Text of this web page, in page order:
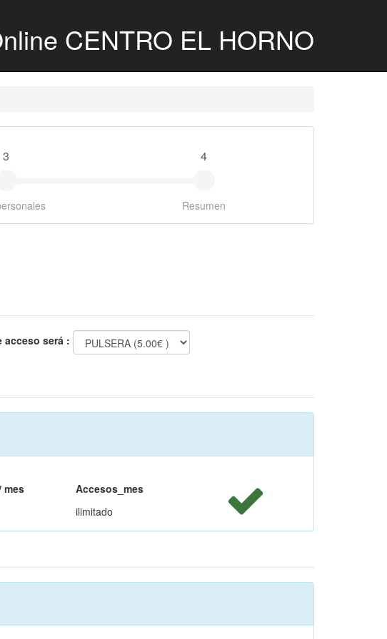
CENTRO EL HORNO
3 4
Resumen
acceso será :
mes
Accesos_mes
ilimitado